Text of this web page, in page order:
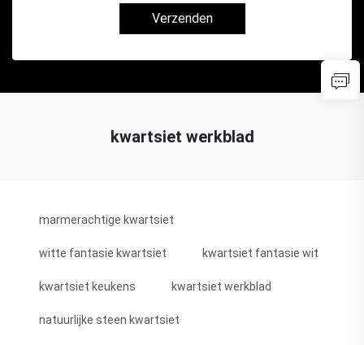
Verzenden
kwartsiet werkblad
marmerachtige kwartsiet
witte fantasie kwartsiet kwartsiet fantasie wit
kwartsiet keukens kwartsiet werkblad
natuurlijke steen kwartsiet